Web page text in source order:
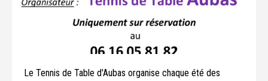
Le Tennis de Table d'Aubas organise chaque été des